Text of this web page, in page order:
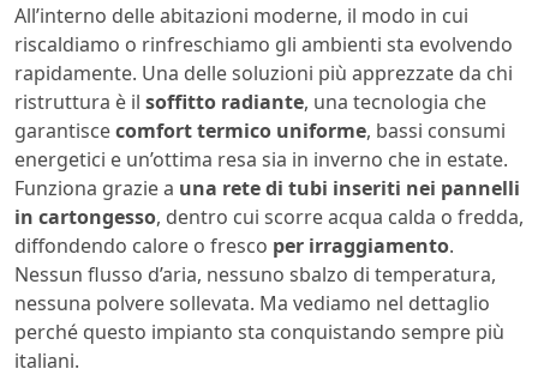
All’interno delle abitazioni moderne, il modo in cui
riscaldiamo o rinfreschiamo gli ambienti sta evolvendo
rapidamente. Una delle soluzioni più apprezzate da chi
ristruttura è il soffitto radiante, una tecnologia che
garantiscecomfort termico uniforme, bassi consumi
energetici e un’ottima resa sia in inverno che in estate.
Funziona grazie a una rete di tubi inseriti nei pannelli
in cartongesso, dentro cui scorre acqua calda o fredda,
diffondendo calore o fresco per irraggiamento.
Nessun flusso d’aria, nessuno sbalzo di temperatura,
nessuna polvere sollevata. Ma vediamo nel dettaglio
perché questo impianto sta conquistando sempre più
italiani.